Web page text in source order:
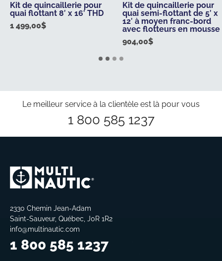
Kit de quincaillerie pour
quai flottant 8′ x 16′ THD
1 499,00$
Kit de quincaillerie pour
quai semi-flottant de 5′ x
12′ à moyen franc-bord
avec flotteurs en mousse
904,00$
Le meilleur service à la clientèle est là pour vous
1 800 585 1237
2330 Chemin Jean-Adam
Saint-Sauveur, Québec, J0R 1R2
info@multinautic.com
1 800 585 1237